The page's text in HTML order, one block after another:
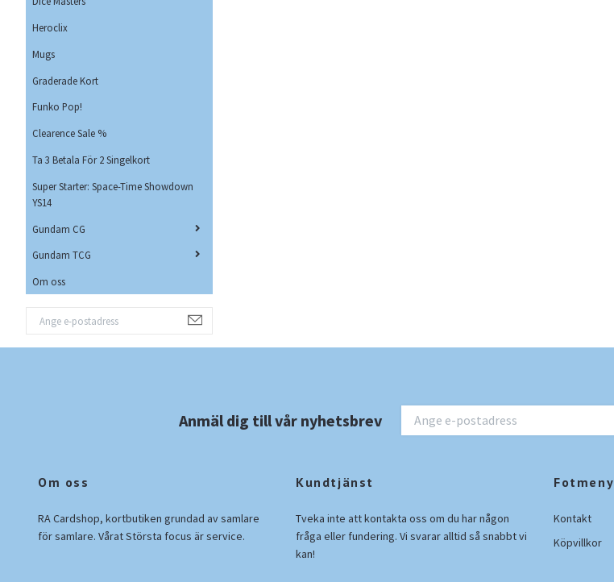
Heroclix
Mugs
Graderade Kort
Funko Pop!
Clearence Sale %
Ta 3 Betala För 2 Singelkort
Super Starter: Space-Time Showdown
YS14
Gundam CG
Gundam TCG
Om oss
Anmäl dig till vår nyhetsbrev
Om oss
RA Cardshop, kortbutiken grundad av samlare
för samlare. Vårat Största focus är service.
Kundtjänst
Tveka inte att kontakta oss om du har någon
fråga eller fundering. Vi svarar alltid så snabbt vi
kan!
Fotmeny
Kontakt
Köpvillkor